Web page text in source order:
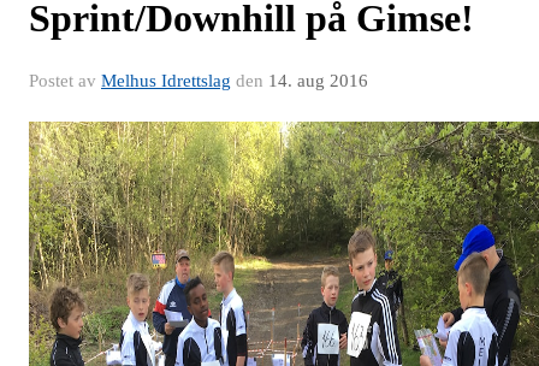
Sprint/Downhill på Gimse!
Postet av Melhus Idrettslag den 14. aug 2016